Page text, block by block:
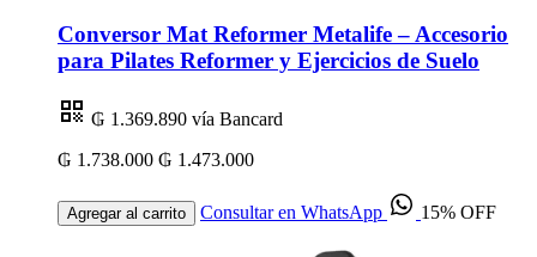
Conversor Mat Reformer Metalife – Accesorio
para Pilates Reformer y Ejercicios de Suelo
₲ 1.369.890 vía Bancard
₲ 1.738.000 ₲ 1.473.000
Agregar al carrito Consultar en WhatsApp 15% OFF